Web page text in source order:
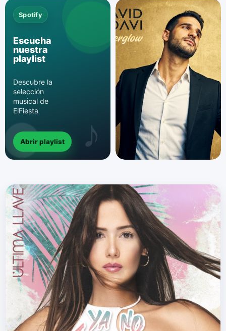
Spotify
Escucha
nuestra
playlist
Descubre la
selección
musical de
ElFiesta
Abrir playlist